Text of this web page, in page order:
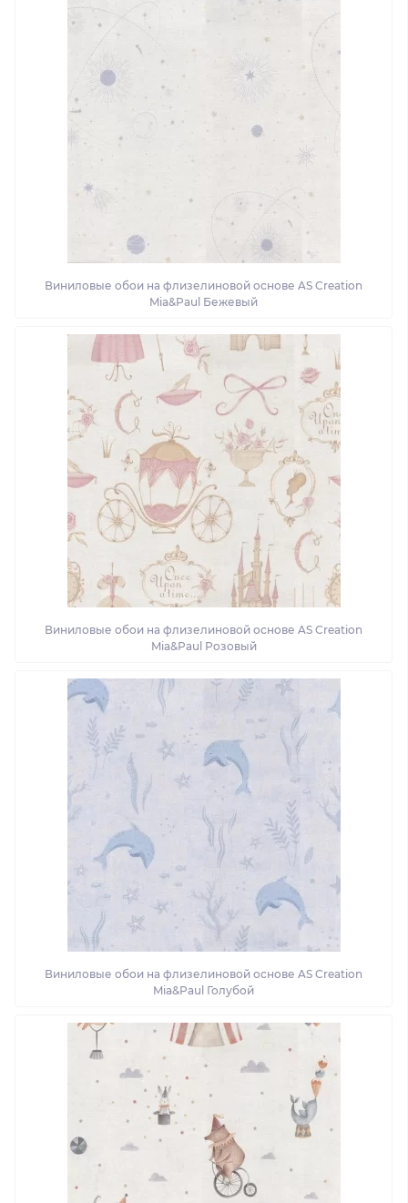
Виниловые обои на флизелиновой основе AS Creation
Mia&Paul Бежевый
Виниловые обои на флизелиновой основе AS Creation
Mia&Paul Розовый
Виниловые обои на флизелиновой основе AS Creation
Mia&Paul Голубой